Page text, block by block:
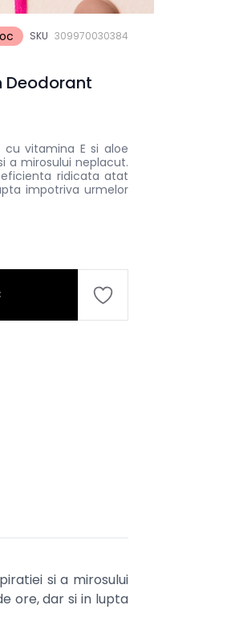
SKU 309970030384
Deodorant
vitamina E si aloe
a mirosului neplacut.
ridicata atat
impotriva urmelor
si a mirosului
ore, dar si in lupta